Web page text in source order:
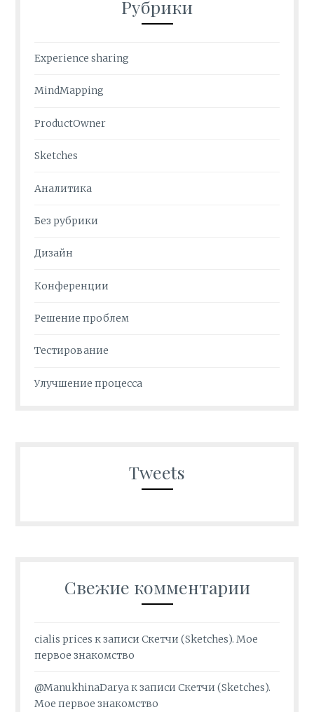
Рубрики
Experience sharing
MindMapping
ProductOwner
Sketches
Аналитика
Без рубрики
Дизайн
Конференции
Решение проблем
Тестирование
Улучшение процесса
Tweets
Свежие комментарии
cialis prices к записиСкетчи (Sketches). Мое
первое знакомство
@ManukhinaDaryaк записиСкетчи (Sketches).
Мое первое знакомство